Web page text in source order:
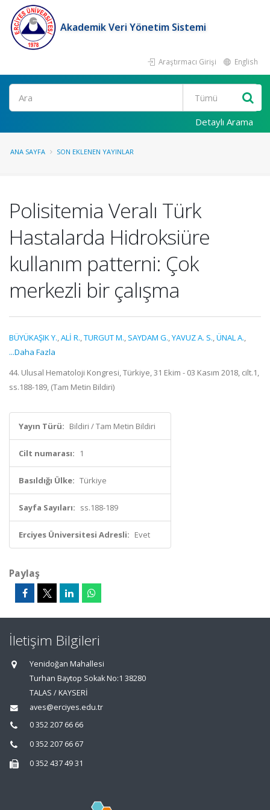
Akademik Veri Yönetim Sistemi
Araştırmacı Girişi English
Ara
Detaylı Arama
ANA SAYFA SON EKLENEN YAYINLAR
Polisitemia Veralı Türk
Hastalarda Hidroksiüre
kullanım patterni: Çok
merkezli bir çalışma
BÜYÜKAŞIK Y.,ALİ R.,TURGUT M., SAYDAM G.,YAVUZ A. S.,ÜNAL A.,
...Daha Fazla
44. Ulusal Hematoloji Kongresi, Türkiye, 31 Ekim - 03 Kasım 2018, cilt.1,
ss.188-189, (Tam Metin Bildiri)
Yayın Türü: Bildiri / Tam Metin Bildiri
Cilt numarası: 1
Basıldığı Ülke: Türkiye
Sayfa Sayıları: ss.188-189
Erciyes Üniversitesi Adresli: Evet
Paylaş
İletişim Bilgileri
Yenidoğan Mahallesi
Turhan Baytop Sokak No:1 38280
TALAS / KAYSERİ
aves@erciyes.edu.tr
0 352 207 66 66
0 352 207 66 67
0 352 437 49 31